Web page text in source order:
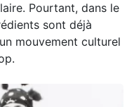
Pourtant, dans le
sont déjà
mouvement culturel